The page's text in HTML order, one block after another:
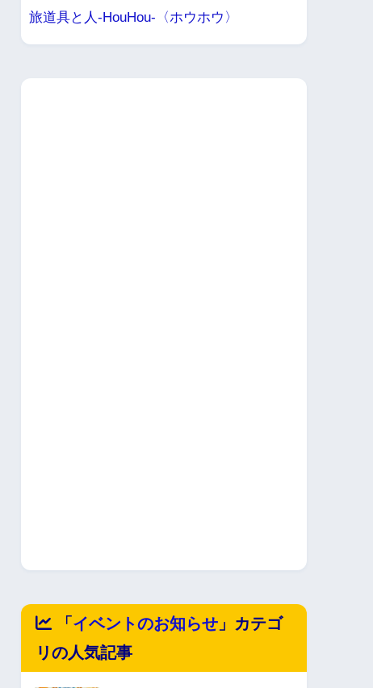
旅道具と人-HouHou-〈ホウホウ〉
「 イベントのお知らせ 」カテゴ
リの人気記事